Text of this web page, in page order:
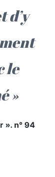
d’y
le
»
». n° 94